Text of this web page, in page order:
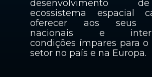
desenvolvimento
ecossistema espacial
oferecer aos seus
nacionais e
condições ímpares para
setor no país e na Europa.